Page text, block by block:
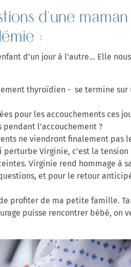
d'une
:
d’un jour à l’autre... Elle
thyroïdien - se termine
pour les accouchements ces
pendant l'accouchement ?
ne viendront finalement pas
Virginie, c’est la
Virginie rend hommage à
et pour le retour
profiter de ma petite famille.
puisse rencontrer bébé, on
COFFRET JEUNE